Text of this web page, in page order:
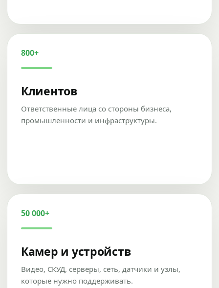
800+
Клиентов
Ответственные лица со стороны бизнеса,
промышленности и инфраструктуры.
50 000+
Камер и устройств
Видео, СКУД, серверы, сеть, датчики и узлы,
которые нужно поддерживать.